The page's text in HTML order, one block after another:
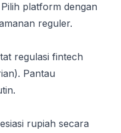
platform dengan
reguler.
regulasi fintech
Pantau
rupiah secara